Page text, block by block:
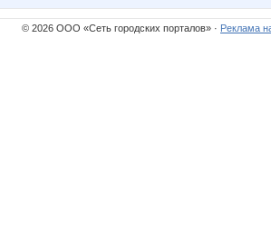
© 2026 ООО «Сеть городских порталов» · Реклама